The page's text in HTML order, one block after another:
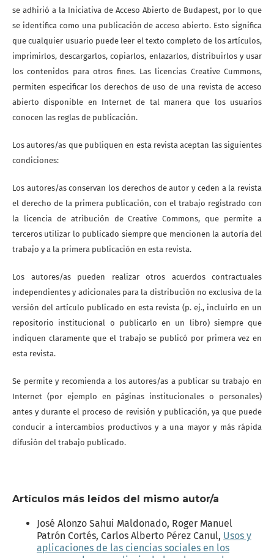
se adhirió a la Iniciativa de Acceso Abierto de Budapest, por lo que
se identifica como una publicación de acceso abierto. Esto significa
que cualquier usuario puede leer el texto completo de los artículos,
imprimirlos, descargarlos, copiarlos, enlazarlos, distribuirlos y usar
los contenidos para otros fines. Las licencias Creative Cummons,
permiten especificar los derechos de uso de una revista de acceso
abierto disponible en Internet de tal manera que los usuarios
conocen las reglas de publicación.
Los autores/as que publiquen en esta revista aceptan las siguientes
condiciones:
Los autores/as conservan los derechos de autor y ceden a la revista
el derecho de la primera publicación, con el trabajo registrado con
la licencia de atribución de Creative Commons, que permite a
terceros utilizar lo publicado siempre que mencionen la autoría del
trabajo y a la primera publicación en esta revista.
Los autores/as pueden realizar otros acuerdos contractuales
independientes y adicionales para la distribución no exclusiva de la
versión del artículo publicado en esta revista (p. ej., incluirlo en un
repositorio institucional o publicarlo en un libro) siempre que
indiquen claramente que el trabajo se publicó por primera vez en
esta revista.
Se permite y recomienda a los autores/as a publicar su trabajo en
Internet (por ejemplo en páginas institucionales o personales)
antes y durante el proceso de revisión y publicación, ya que puede
conducir a intercambios productivos y a una mayor y más rápida
difusión del trabajo publicado.
Artículos más leídos del mismo autor/a
José Alonzo Sahui Maldonado, Roger Manuel
Patrón Cortés, Carlos Alberto Pérez Canul, Usos y
aplicaciones de las ciencias sociales en los